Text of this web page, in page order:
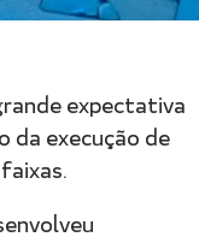
expectativa
da execução de